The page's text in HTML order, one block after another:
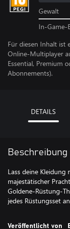
Gewalt
In-Game-
Für diesen Inhalt ist
Online-Multiplayer
Essential, Premium
Abonnements).
DETAILS
Beschreibung
Lass deine
majestätischer
Goldene-Rüstung-
jedes Rüstungsset
Veröffentlicht von